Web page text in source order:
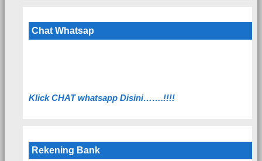
Chat Whatsap
Klick CHAT whatsapp Disini…….!!!!
Rekening Bank